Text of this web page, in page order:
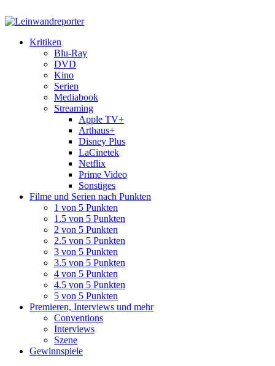
Kritiken
Blu-Ray
DVD
Kino
Serien
Mediabook
Streaming
Apple TV+
Arthaus+
Disney Plus
LaCinetek
Netflix
Prime Video
Sonstiges
Filme und Serien nach Punkten
1 von 5 Punkten
1.5 von 5 Punkten
2 von 5 Punkten
2.5 von 5 Punkten
3 von 5 Punkten
3.5 von 5 Punkten
4 von 5 Punkten
4.5 von 5 Punkten
5 von 5 Punkten
Premieren, Interviews und mehr
Conventions
Interviews
Szene
Gewinnspiele